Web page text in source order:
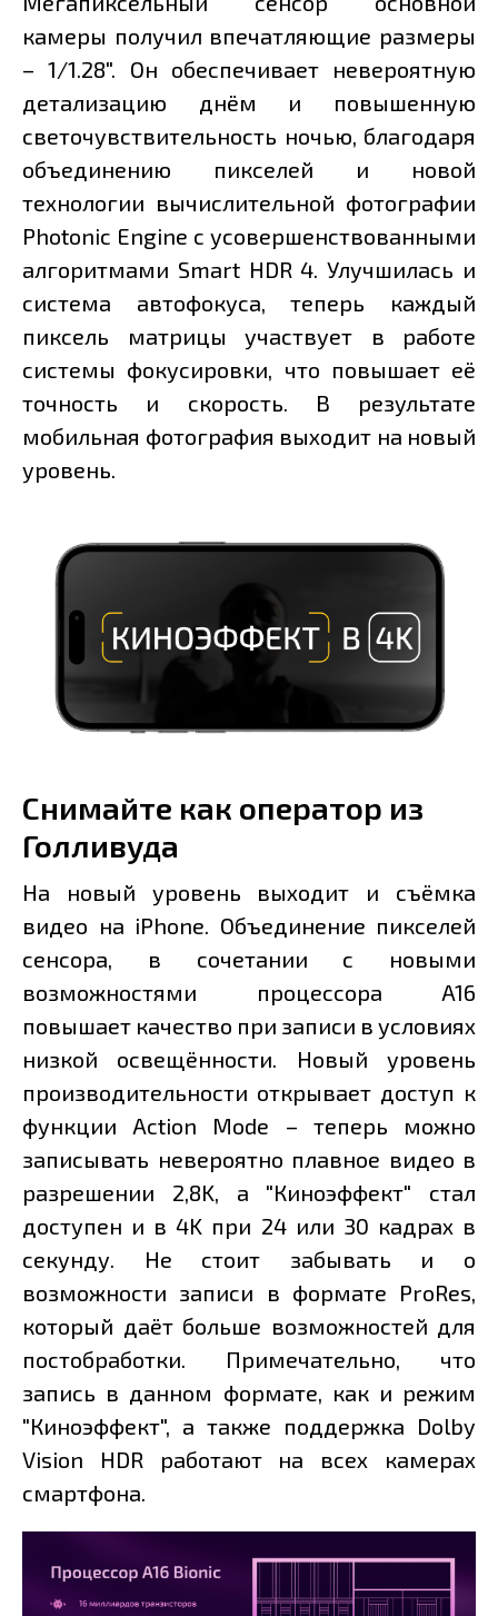
камеры получил впечатляющие размеры
– 1/1.28". Он обеспечивает невероятную
детализацию днём и повышенную
светочувствительность ночью, благодаря
объединению пикселей и новой
технологии вычислительной фотографии
Photonic Engine c усовершенствованными
алгоритмами Smart HDR 4. Улучшилась и
система автофокуса, теперь каждый
пиксель матрицы участвует в работе
системы фокусировки, что повышает её
точность и скорость. В результате
мобильная фотография выходит на новый
уровень.
Снимайте как оператор из
Голливуда
На новый уровень выходит и съёмка
видео на iPhone. Объединение пикселей
сенсора, в сочетании с новыми
возможностями процессора A16
повышает качество при записи в условиях
низкой освещённости. Новый уровень
производительности открывает доступ к
функции Action Mode – теперь можно
записывать невероятно плавное видео в
разрешении 2,8K, а "Киноэффект" стал
доступен и в 4K при 24 или 30 кадрах в
секунду. Не стоит забывать и о
возможности записи в формате ProRes,
который даёт больше возможностей для
постобработки. Примечательно, что
запись в данном формате, как и режим
"Киноэффект", а также поддержка Dolby
Vision HDR работают на всех камерах
смартфона.